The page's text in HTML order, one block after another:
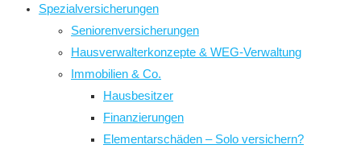
Spezialversicherungen
Seniorenversicherungen
Hausverwalterkonzepte & WEG-Verwaltung
Immobilien & Co.
Hausbesitzer
Finanzierungen
Elementarschäden – Solo versichern?